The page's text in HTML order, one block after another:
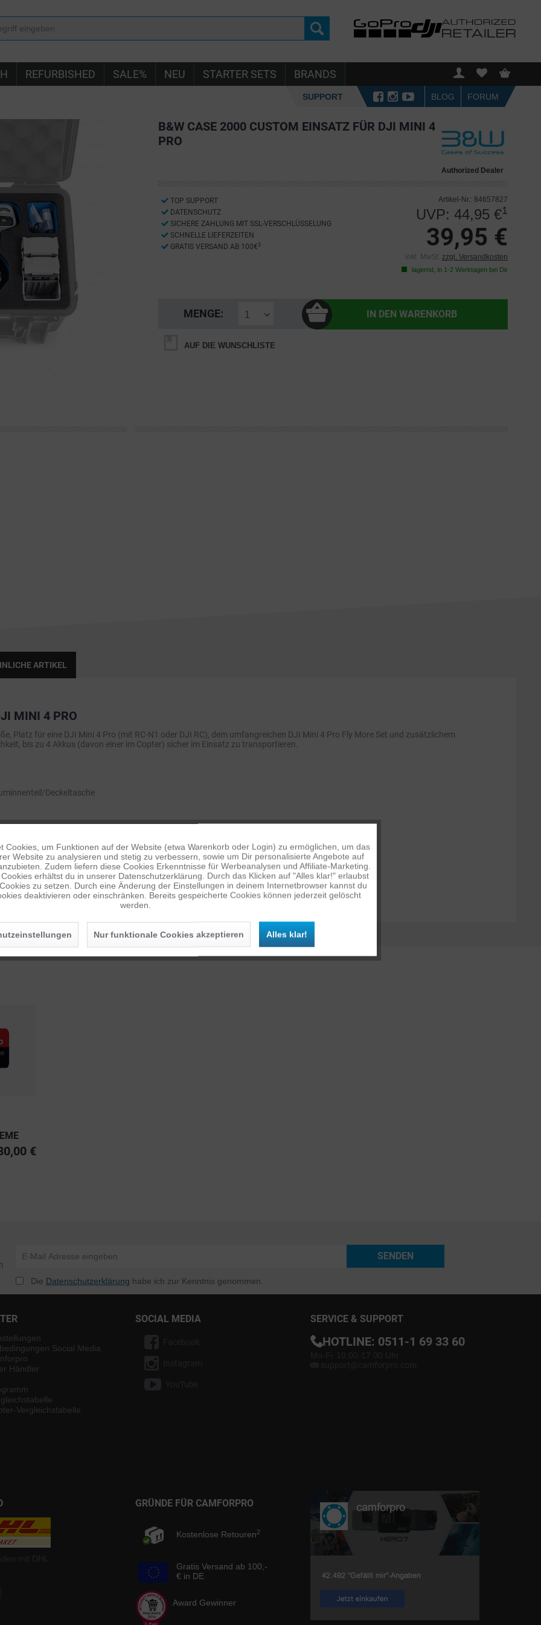
REFURBISHED SALE% NEU STARTER SETS BRANDS
SUPPORT BLOG FORUM
B&W CASE 2000 CUSTOM EINSATZ FÜR DJI MINI 4
PRO
Authorized Dealer
TOP SUPPORT
DATENSCHUTZ
SICHERE ZAHLUNG MIT SSL-VERSCHLÜSSELUNG
SCHNELLE LIEFERZEITEN
GRATIS VERSAND AB 100€ 3
Artikel-Nr.: 84657827
UVP: 44,95 €1
39,95 €
inkl. MwSt.zzgl. Versandkosten
lagernd, in 1-2 Werktagen bei Dir
MENGE: IN DEN WARENKORB
AUF DIE WUNSCHLISTE
ARTIKEL
MINI 4 PRO
Platz für eine DJI Mini 4 Pro (mit RC-N1 oder DJI RC), dem umfangreichen DJI Mini 4 Pro Fly More Set und zusätzlichem
bis zu 4 Akkus (davon einer im Copter) sicher im Einsatz zu transportieren.
Deckeltasche
10 €
SENDEN
Die Datenschutzerklärung habe ich zur Kenntnis genommen.
Social Media
Händler
Vergleichstabelle
SOCIAL MEDIA SERVICE & SUPPORT
HOTLINE: 0511-1 69 33 60
GRÜNDE FÜR CAMFORPRO
Kostenlose Retouren2
Gratis Versand ab 100,-
€ in DE
Award Gewinner
Aktiv
Inaktiv
Inaktiv
Cookies, um Funktionen auf der Website (etwa Warenkorb oder Login) zu ermöglichen, um das
Website zu analysieren und stetig zu verbessern, sowie um Dir personalisierte Angebote auf
Zudem liefern diese Cookies Erkenntnisse für Werbeanalysen und Affiliate-Marketing.
erhältst du in unserer Datenschutzerklärung. Durch das Klicken auf "Alles klar!" erlaubst
zu setzen. Durch eine Änderung der Einstellungen in deinem Internetbrowser kannst du
deaktivieren oder einschränken. Bereits gespeicherte Cookies können jederzeit gelöscht
werden.
Nur funktionale Cookies akzeptieren Alles klar!